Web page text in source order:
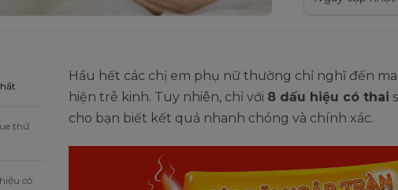
thử
có
Hầu hết các chị em phụ nữ thường chỉ nghĩ đến
hiện trễ kinh. Tuy nhiên, chỉ với 8 dấu hiệu có thai
cho bạn biết kết quả nhanh chóng và chính xác.